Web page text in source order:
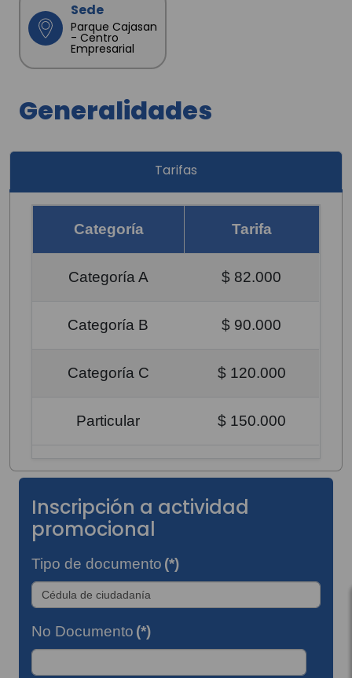
Sede
Parque Cajasan
- Centro
Empresarial
Generalidades
Tarifas
Categoría Tarifa
Categoría A $ 82.000
Categoría B $ 90.000
Categoría C $ 120.000
Particular $ 150.000
Inscripción a actividad
promocional
Tipo de documento (*)
No Documento (*)